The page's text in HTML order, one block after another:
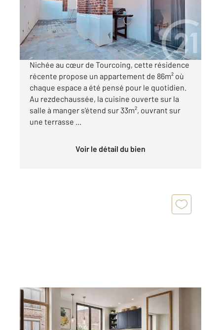
Appartement Loft à vendre
193 500 €
Visiter le site dédié
Nichée au cœur de Tourcoing, cette résidence
récente propose un appartement de 86m² où
chaque espace a été pensé pour le quotidien.
Au rezdechaussée, la cuisine ouverte sur la
salle à manger s'étend sur 33m², ouvrant sur
une terrasse ...
Voir le détail du bien
LILLE 59
33,60 m
, 2 pièces
Ref : 732